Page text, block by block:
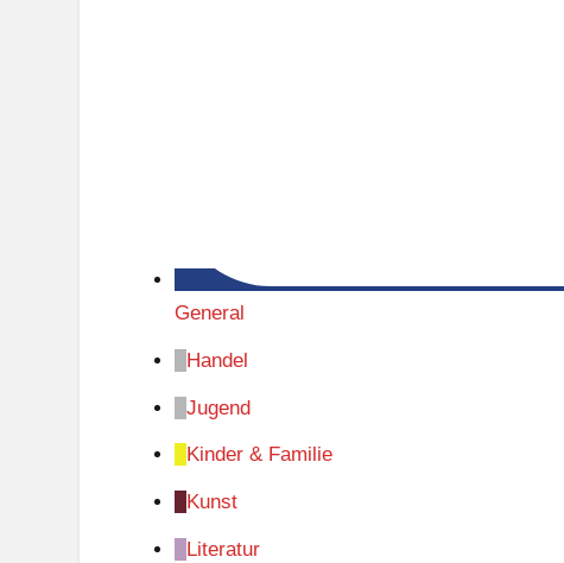
General
Handel
Jugend
Kinder & Familie
Kunst
Literatur